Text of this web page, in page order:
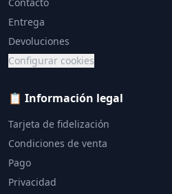
Entrega
Devoluciones
Configurar cookies
📋 Información legal
Tarjeta de fidelización
Condiciones de venta
Pago
Privacidad